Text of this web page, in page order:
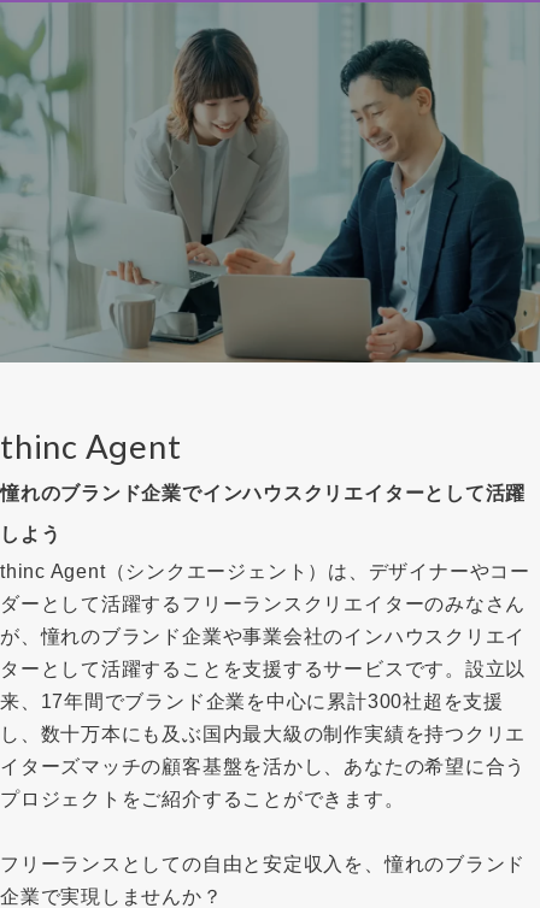
thinc Agent
憧れのブランド企業でインハウスクリエイターとして活躍
しよう
thinc Agent（シンクエージェント）は、デザイナーやコー
ダーとして活躍するフリーランスクリエイターのみなさん
が、憧れのブランド企業や事業会社のインハウスクリエイ
ターとして活躍することを支援するサービスです。設立以
来、17年間でブランド企業を中心に累計300社超を支援
し、数十万本にも及ぶ国内最大級の制作実績を持つクリエ
イターズマッチの顧客基盤を活かし、あなたの希望に合う
プロジェクトをご紹介することができます。
フリーランスとしての自由と安定収入を、憧れのブランド
企業で実現しませんか？